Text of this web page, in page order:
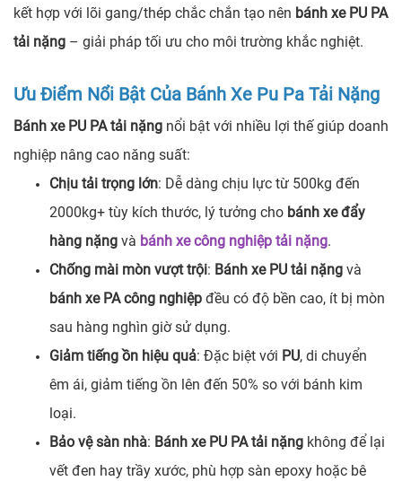
kết hợp với lõi gang/thép chắc chắn tạo nên bánh xe PU PA
tải nặng – giải pháp tối ưu cho môi trường khắc nghiệt.
Ưu Điểm Nổi Bật Của Bánh Xe Pu Pa Tải Nặng
Bánh xe PU PA tải nặng nổi bật với nhiều lợi thế giúp doanh
nghiệp nâng cao năng suất:
Chịu tải trọng lớn: Dễ dàng chịu lực từ 500kg đến
2000kg+ tùy kích thước, lý tưởng cho bánh xe đẩy
hàng nặng và bánh xe công nghiệp tải nặng.
Chống mài mòn vượt trội: Bánh xe PU tải nặng và
bánh xe PA công nghiệp đều có độ bền cao, ít bị mòn
sau hàng nghìn giờ sử dụng.
Giảm tiếng ồn hiệu quả: Đặc biệt với PU, di chuyển
êm ái, giảm tiếng ồn lên đến 50% so với bánh kim
loại.
Bảo vệ sàn nhà: Bánh xe PU PA tải nặng không để lại
vết đen hay trầy xước, phù hợp sàn epoxy hoặc bê